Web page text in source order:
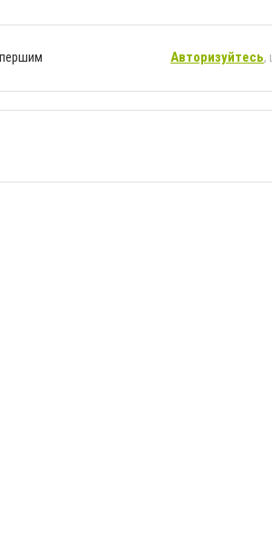
першим Авторизуйтесь,